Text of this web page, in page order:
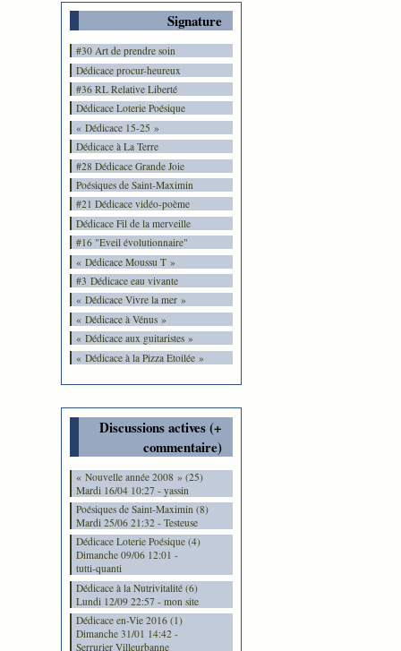
Signature
#30 Art de prendre soin
Dédicace procur-heureux
#36 RL Relative Liberté
Dédicace Loterie Poésique
« Dédicace 15-25 »
Dédicace à La Terre
#28 Dédicace Grande Joie
Poésiques de Saint-Maximin
#21 Dédicace vidéo-poème
Dédicace Fil de la merveille
#16 "Eveil évolutionnaire"
« Dédicace Moussu T »
#3 Dédicace eau vivante
« Dédicace Vivre la mer »
« Dédicace à Vénus »
« Dédicace aux guitaristes »
« Dédicace à la Pizza Etoilée »
Discussions actives (+
commentaire)
« Nouvelle année 2008 » (25)
Mardi 16/04 10:27 - yassin
Poésiques de Saint-Maximin (8)
Mardi 25/06 21:32 - Testeuse
Dédicace Loterie Poésique (4)
Dimanche 09/06 12:01 -
tutti-quanti
Dédicace à la Nutrivitalité (6)
Lundi 12/09 22:57 - mon site
Dédicace en-Vie 2016 (1)
Dimanche 31/01 14:42 -
Serrurier Villeurbanne